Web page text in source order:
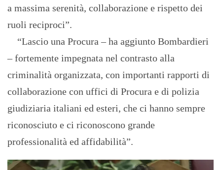
a massima serenità, collaborazione e rispetto dei
ruoli reciproci”.
“Lascio una Procura – ha aggiunto Bombardieri
– fortemente impegnata nel contrasto alla
criminalità organizzata, con importanti rapporti di
collaborazione con uffici di Procura e di polizia
giudiziaria italiani ed esteri, che ci hanno sempre
riconosciuto e ci riconoscono grande
professionalità ed affidabilità”.